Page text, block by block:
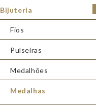
Bijuteria
Fios
Pulseiras
Medalhões
Medalhas